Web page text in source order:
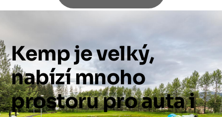
Kempjevelký,
nabízímnoho
prostoruproautai